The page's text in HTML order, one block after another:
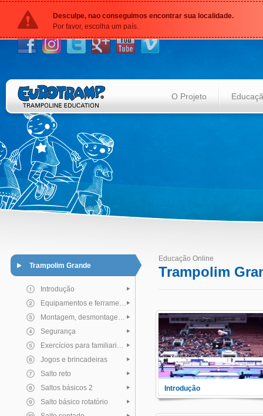
Desculpe, nao conseguimos encontrar sua localidade.
Por favor, escolha um país.
O Projeto
Trampolim Grande
Introdução
Equipamentos e ferramentas
Montagem, desmontagem e armazenamento
Segurança
Exercícios para familiarização
Jogos e brincadeiras
Salto reto
Saltos básicos 2
Salto básico rotatório
Educação Online
Trampolim
Introdução
Aprecie a espetacular energia